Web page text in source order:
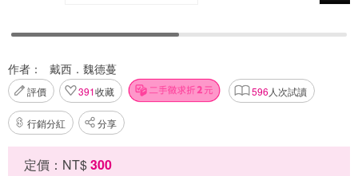
作者： 戴西．魏德蔓
評價 391收藏 596 人次試讀
行銷分紅 分享
定價：NT$300